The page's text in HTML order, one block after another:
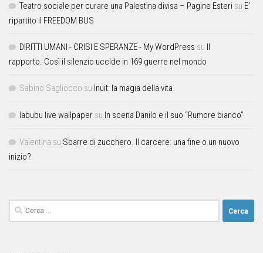
Teatro sociale per curare una Palestina divisa – Pagine Esteri su E’
ripartito il FREEDOM BUS
DIRITTI UMANI - CRISI E SPERANZE - My WordPress su Il
rapporto. Così il silenzio uccide in 169 guerre nel mondo
Sabino Sagliocco su Inuit: la magia della vita
labubu live wallpaper su In scena Danilo e il suo “Rumore bianco”
Valentina su Sbarre di zucchero. Il carcere: una fine o un nuovo
inizio?